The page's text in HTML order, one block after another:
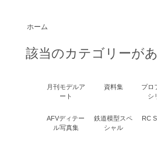
ホーム
該当のカテゴリーが
月刊モデルア
ート
資料集
プロ
シ
AFVディテー
ル写真集
鉄道模型スペ
シャル
RC